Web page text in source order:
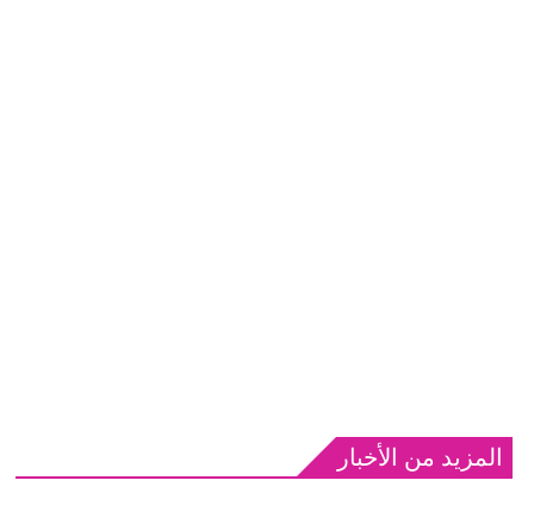
المزيد من الأخبار